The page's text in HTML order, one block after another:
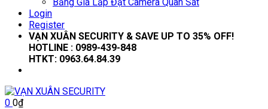
Login
Register
VẠN XUÂN SECURITY & SAVE UP TO 35% OFF!
HOTLINE : 0989-439-848
HTKT: 0963.64.84.39
0 0₫